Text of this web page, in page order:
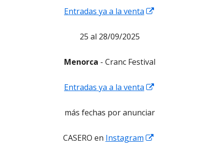
Entradas ya a la venta
nueva
25 al 28/09/2025
Menorca - Cranc Festival
Entradas ya a la venta
una
más fechas por anunciar
CASERO en Instagram